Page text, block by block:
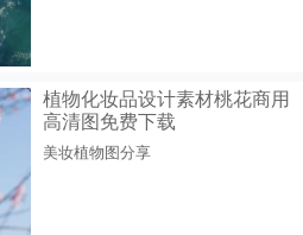
植物化妆品设计素材桃花商用
高清图免费下载
美妆植物图分享